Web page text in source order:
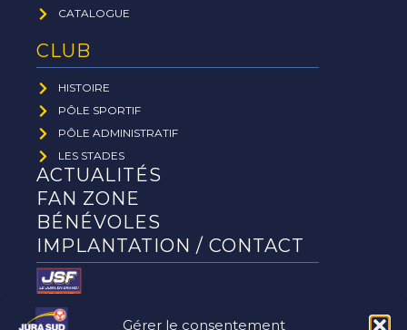
Gérer le consentement
CLUB
HISTOIRE
PÔLE SPORTIF
PÔLE ADMINISTRATIF
LES STADES
ACTUALITÉS
FAN ZONE
BÉNÉVOLES
IMPLANTATION / CONTACT
CATALOGUE